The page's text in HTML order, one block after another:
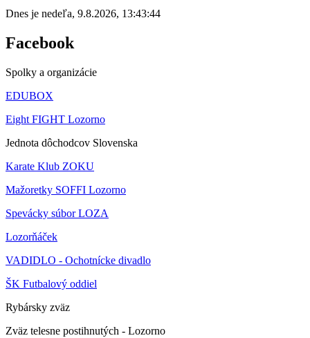
Dnes je nedeľa, 9.8.2026, 13:43:44
Facebook
Spolky a organizácie
EDUBOX
Eight FIGHT Lozorno
Jednota dôchodcov Slovenska
Karate Klub ZOKU
Mažoretky SOFFI Lozorno
Spevácky súbor LOZA
Lozorňáček
VADIDLO - Ochotnícke divadlo
ŠK Futbalový oddiel
Rybársky zväz
Zväz telesne postihnutých - Lozorno